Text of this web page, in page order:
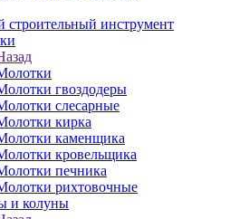
строительный инструмент
гвоздодеры
слесарные
кирка
каменщика
кровельщика
печника
рихтовочные
и колуны